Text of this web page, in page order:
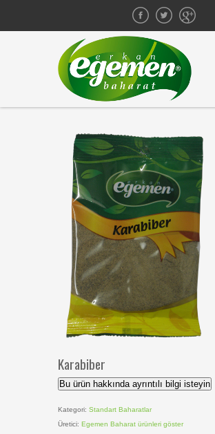
Karabiber
Bu ürün hakkında ayrıntılı bilgi isteyin
Kategori: Standart Baharatlar
Üretici: Egemen Baharat ürünleri göster